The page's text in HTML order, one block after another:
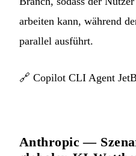
arbeiten kann, während
parallel ausführt.
🔗 Copilot CLI Agent
Anthropic —